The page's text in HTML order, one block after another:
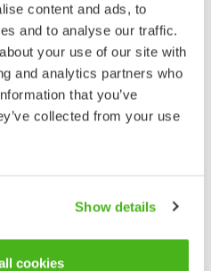
content and ads, to
and to analyse our traffic.
your use of our site with
and analytics partners who
that you’ve
collected from your use
Show details
cookies
en cualquier momento
Pasa el invierno
moscas y larvas
ganado.
lejos. Se parece a la